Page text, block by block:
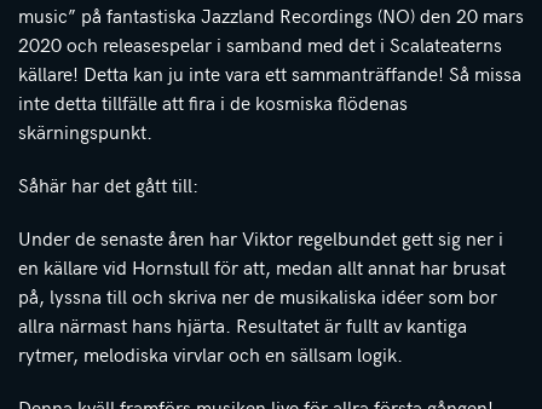
music” på fantastiska Jazzland Recordings (NO) den 20 mars
2020 och releasespelar i samband med det i Scalateaterns
källare! Detta kan ju inte vara ett sammanträffande! Så missa
inte detta tillfälle att fira i de kosmiska flödenas
skärningspunkt.
Såhär har det gått till:
Under de senaste åren har Viktor regelbundet gett sig ner i
en källare vid Hornstull för att, medan allt annat har brusat
på, lyssna till och skriva ner de musikaliska idéer som bor
allra närmast hans hjärta. Resultatet är fullt av kantiga
rytmer, melodiska virvlar och en sällsam logik.